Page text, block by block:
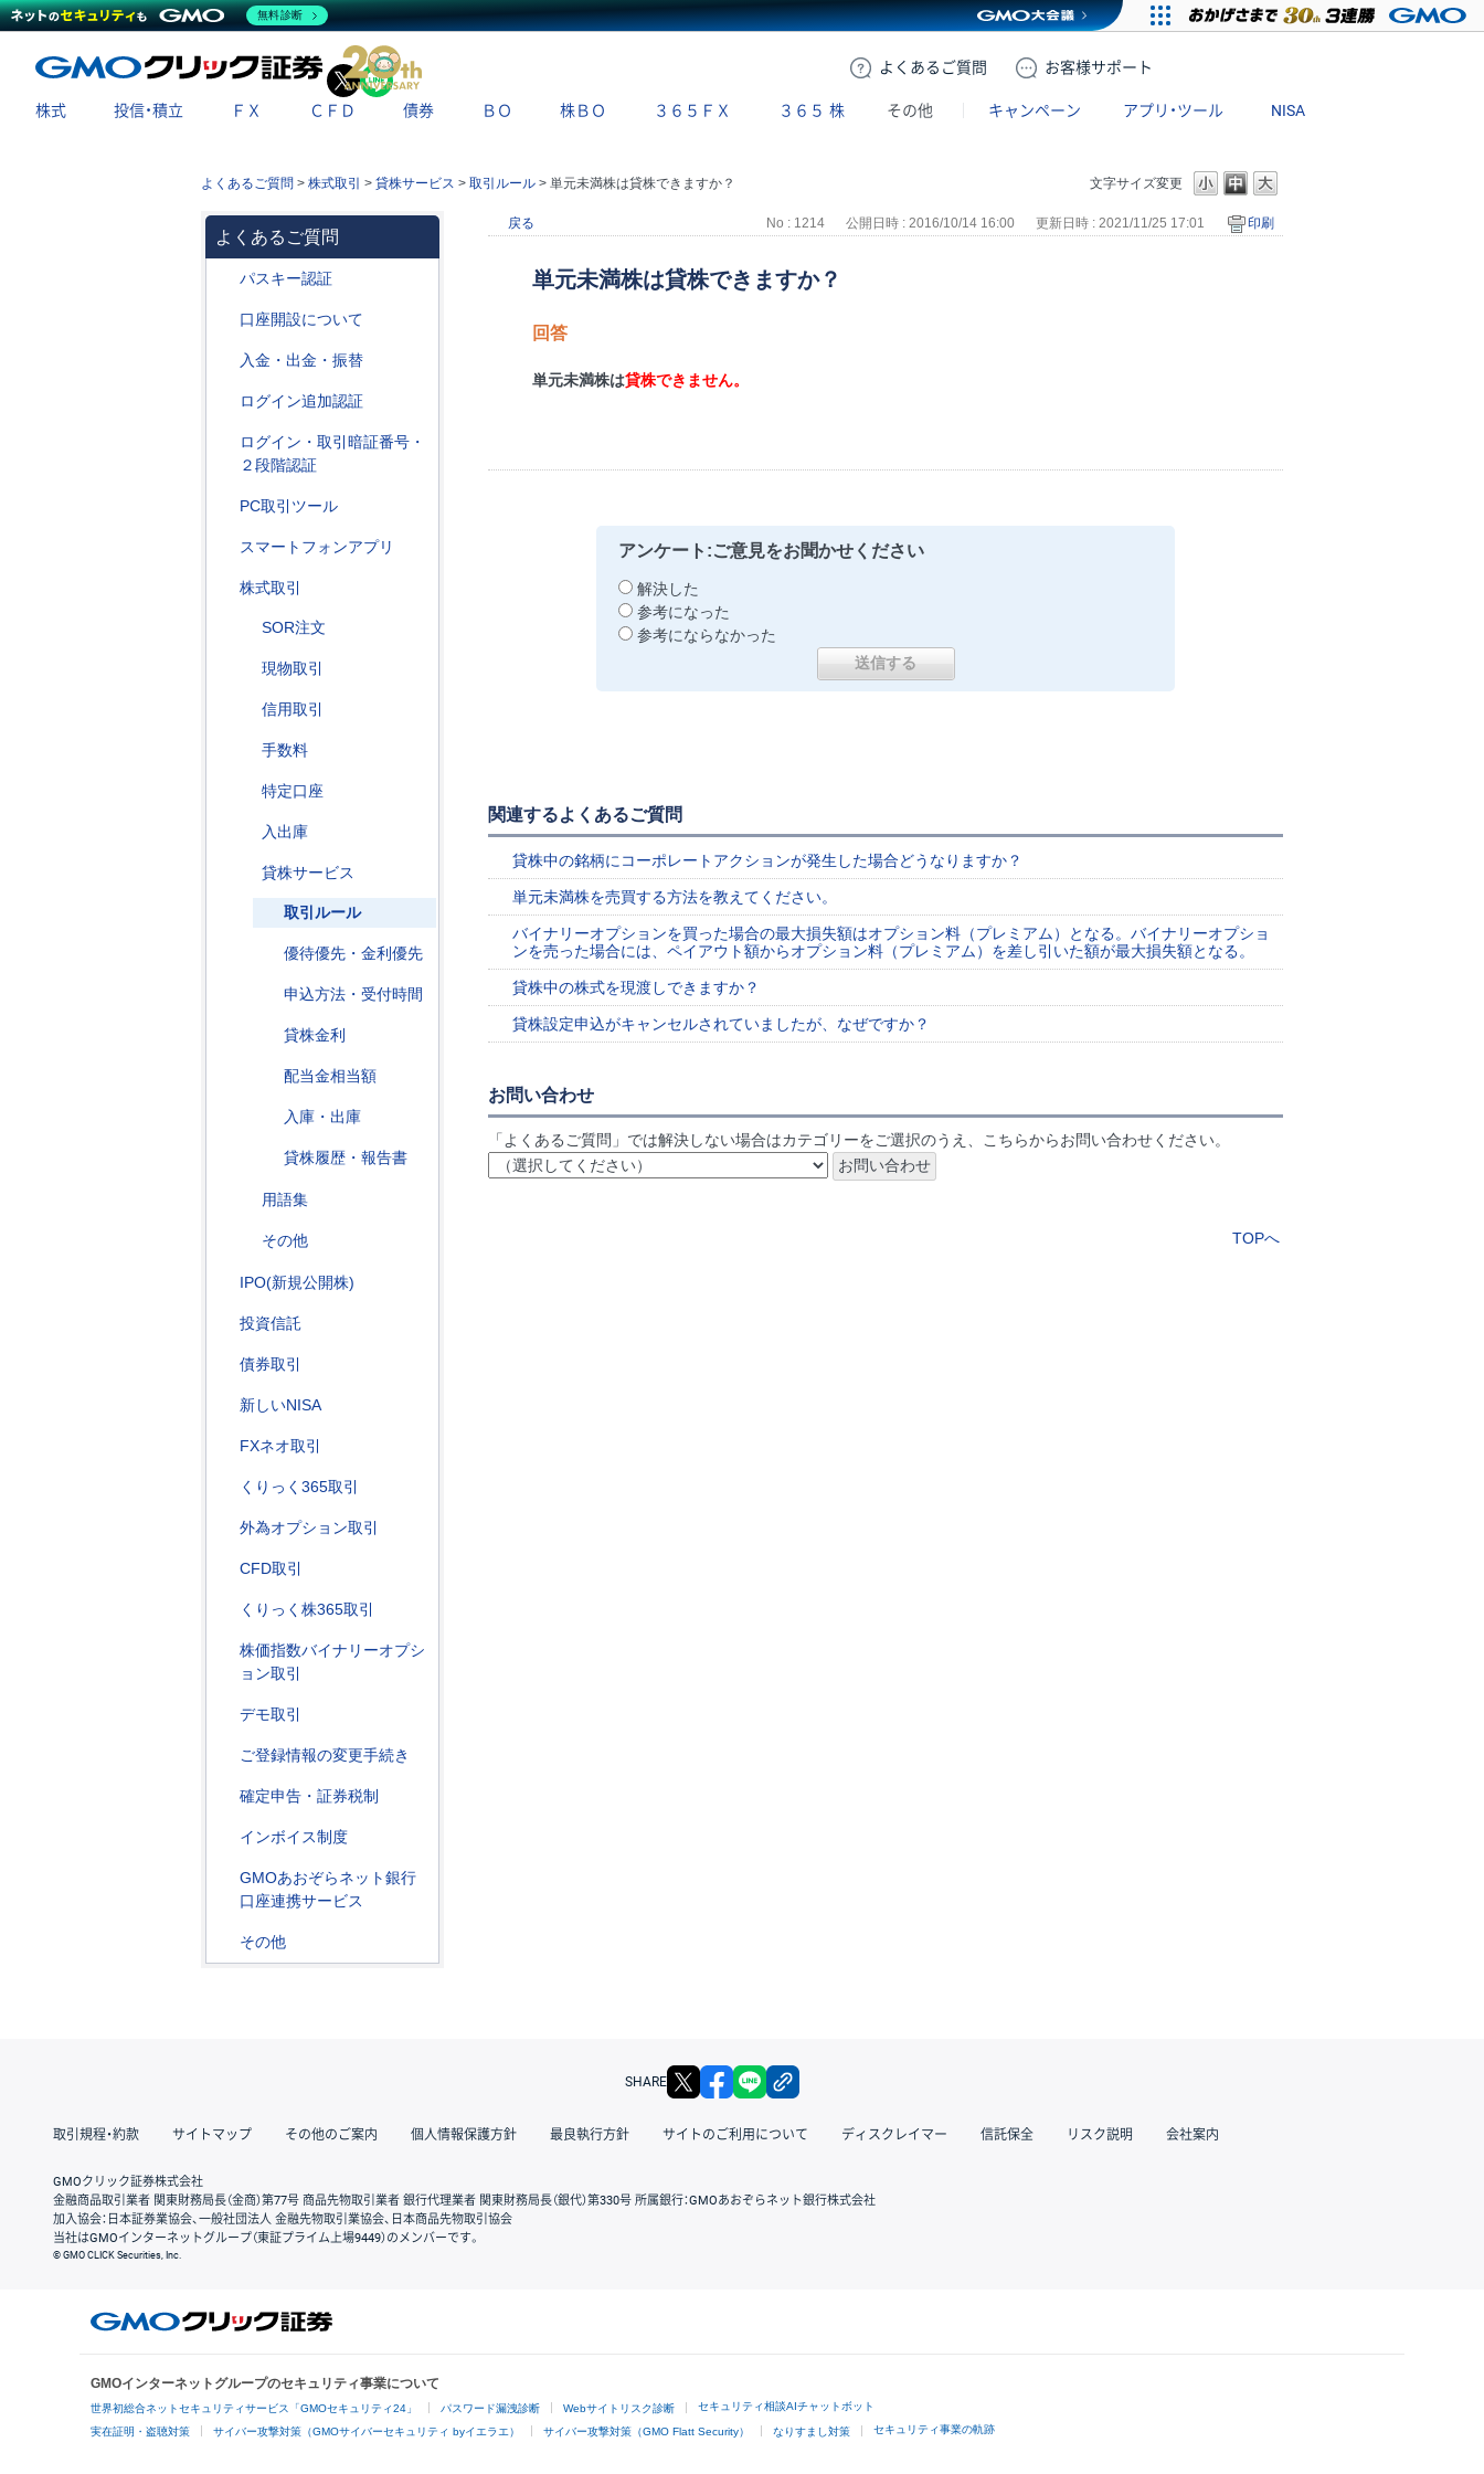
よくある ご質問 お客様サポート
X
株式 投信・積立 ＦＸ ＣＦＤ 債券 ＢＯ 株ＢＯ ３６５ＦＸ ３６５ 株 その他 キャンペーン アプリ・ツール NISA
文字サイズ変更
よくあるご質問 > 株式取引 > 貸株サービス > 取引ルール > 単元未満株は貸株できますか？
よくあるご質問
パスキー認証
口座開設について
入金・出金・振替
ログイン追加認証
ログイン・取引暗証番号・
２段階認証
PC取引ツール
スマートフォンアプリ
株式取引
SOR注文
現物取引
信用取引
手数料
特定口座
入出庫
貸株サービス
取引ルール
優待優先・金利優先
申込方法・受付時間
貸株金利
配当金相当額
入庫・出庫
貸株履歴・報告書
用語集
その他
IPO(新規公開株)
投資信託
債券取引
新しいNISA
FXネオ取引
くりっく365取引
外為オプション取引
CFD取引
くりっく株365取引
株価指数バイナリーオプシ
ョン取引
デモ取引
ご登録情報の変更手続き
確定申告・証券税制
インボイス制度
GMOあおぞらネット銀行
口座連携サービス
その他
戻る No : 1214 公開日時 : 2016/10/14 16:00 更新日時 : 2021/11/25 17:01 印刷
単元未満株は貸株できますか？
回答
単元未満株は貸株できません。
アンケート:ご意見をお聞かせください
解決した
参考になった
参考にならなかった
関連するよくあるご質問
貸株中の銘柄にコーポレートアクションが発生した場合どうなりますか？
単元未満株を売買する方法を教えてください。
バイナリーオプションを買った場合の最大損失額はオプション料（プレミアム）となる。バイナリーオプショ
ンを売った場合には、ペイアウト額からオプション料（プレミアム）を差し引いた額が最大損失額となる。
貸株中の株式を現渡しできますか？
貸株設定申込がキャンセルされていましたが、なぜですか？
お問い合わせ
「よくあるご質問」では解決しない場合はカテゴリーをご選択のうえ、こちらからお問い合わせください。
TOPへ
SHARE X facebook
取引規程・約款 サイトマップ その他のご案内 個人情報保護方針 最良執行方針 サイトのご利用について ディスクレイマー 信託保全 リスク説明 会社案内
GMOクリック証券株式会社
金融商品取引業者 関東財務局長（金商）第77号 商品先物取引業者 銀行代理業者 関東財務局長（銀代）第330号 所属銀行：GMOあおぞらネット銀行株式会社
加入協会：日本証券業協会、一般社団法人 金融先物取引業協会、日本商品先物取引協会
当社はGMOインターネットグループ（東証プライム上場9449）のメンバーです。
© GMO CLICK Securities, Inc.
GMOインターネットグループのセキュリティ事業について
世界初総合ネットセキュリティサービス「GMOセキュリティ24」 パスワード漏洩診断 Webサイトリスク診断 セキュリティ相談AIチャットボット
実在証明・盗聴対策 サイバー攻撃対策（GMOサイバーセキュリティ byイエラエ） サイバー攻撃対策（GMO Flatt Security） なりすまし対策 セキュリティ事業の軌跡
無料診断